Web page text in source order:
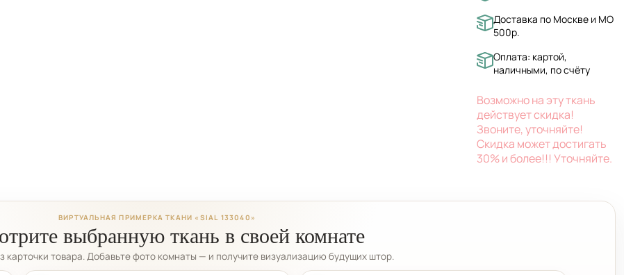
Доставка по Москве и МО
500р.
Оплата: картой,
наличными, по счёту
Возможно на эту ткань
действует скидка!
Звоните, уточняйте!
Скидка может достигать
30% и более!!! Уточняйте.
ВИРТУАЛЬНАЯ ПРИМЕРКА ТКАНИ «SIAL 133040»
выбранную ткань в своей комнате
карточки товара. Добавьте фото комнаты — и получите визуализацию будущих штор.